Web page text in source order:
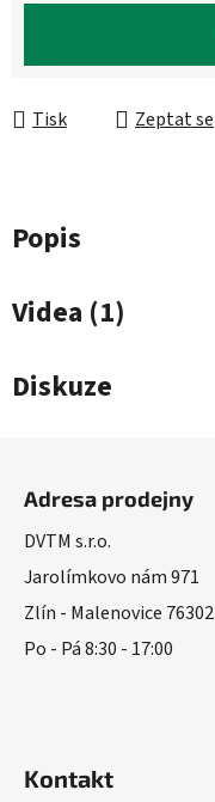
Tisk Zeptat se
Popis
Videa (1)
Diskuze
Adresa prodejny
DVTM s.r.o.
Jarolímkovo nám 971
Zlín - Malenovice 76302
Po - Pá 8:30 - 17:00
Kontakt